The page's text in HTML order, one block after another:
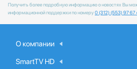
Получить более подробную информацию о новостях Вы
информационной поддержки по номеру0 (312) (553) 97 67
О компании
SmartTV HD